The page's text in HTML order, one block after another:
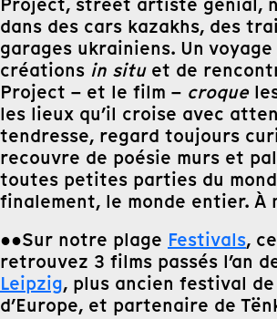
dans des cars kazakhs, des
garages ukrainiens. Un
créations in situet de
Project – et le film – croque
les lieux qu’il croise avec
tendresse, regard toujours
recouvre de poésie murs et
toutes petites parties du
finalement, le monde entier. À
●●Sur notre plage Festivals,
retrouvez 3 films passés l’an
Leipzig, plus ancien festival
d’Europe, et partenaire de